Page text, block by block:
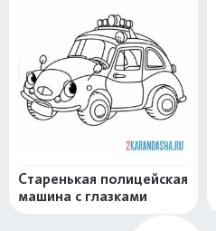
Старенькая полицейская
машина с глазками